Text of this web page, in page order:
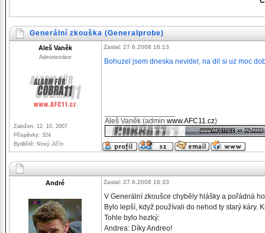
Generální zkouška (Generalprobe)
Aleš Vaněk
Administrátor
Založen: 12. 10. 2007
Příspěvky: 324
Bydliště: Nový Jičín
Zaslal: 27.6.2008 16:13
Bohuzel jsem dneska nevidel, na dil si uz moc
Aleš Vaněk (admin www.AFC11.cz)
André Zaslal: 27.6.2008 16:33
V Generální zkoušce chyběly hlášky a pořádná
Bylo lepší, když používali do nehod ty starý káry.
Tohle bylo hezký:
Andrea: Díky Andreo!